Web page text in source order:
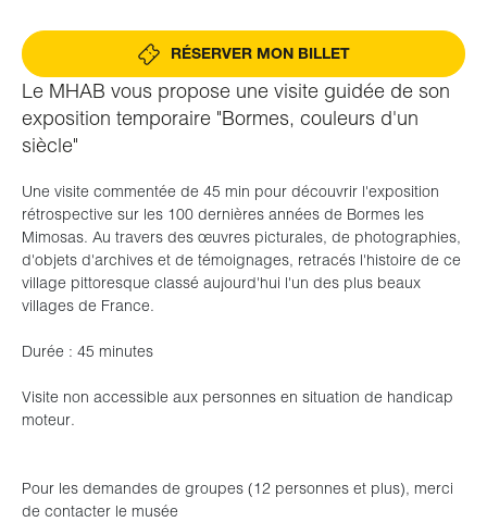
Le MHAB vous propose une visite guidée de son
exposition temporaire "Bormes, couleurs d'un
siècle"
Une visite commentée de 45 min pour découvrir l'exposition
rétrospective sur les 100 dernières années de Bormes les
Mimosas. Au travers des œuvres picturales, de photographies,
d'objets d'archives et de témoignages, retracés l'histoire de ce
village pittoresque classé aujourd'hui l'un des plus beaux
villages de France.
Durée : 45 minutes
Visite non accessible aux personnes en situation de handicap
moteur.
Pour les demandes de groupes (12 personnes et plus), merci
de contacter le musée
RÉSERVER MON BILLET